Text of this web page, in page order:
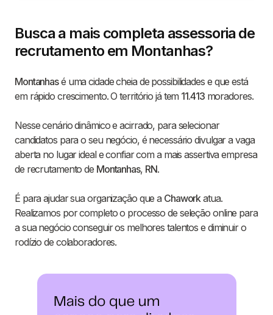
Busca a mais completa assessoria de
recrutamento em Montanhas?
Montanhasé uma cidade cheia de possibilidades e que está
em rápido crescimento. O território já tem 11.413moradores.
Nesse cenário dinâmico e acirrado, para selecionar
candidatos para o seu negócio, é necessário divulgar a vaga
aberta no lugar ideal e confiar com a mais assertiva empresa
de recrutamento de Montanhas, RN.
É para ajudar sua organização que a Chaworkatua.
Realizamos por completo o processo de seleção online para
a sua negócio conseguir os melhores talentos e diminuir o
rodízio de colaboradores.